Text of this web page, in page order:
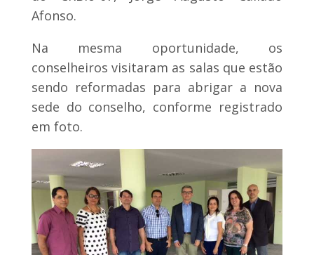
Afonso.
Na mesma oportunidade, os
conselheiros visitaram as salas que estão
sendo reformadas para abrigar a nova
sede do conselho, conforme registrado
em foto.